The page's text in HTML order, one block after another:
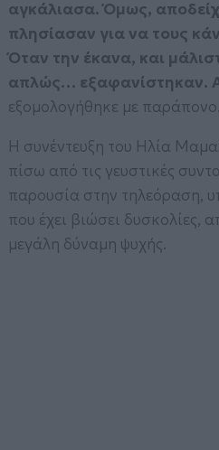
αγκάλιασα. Όμως,
πλησίασαν για να τους
Όταν την έκανα, και
απλώς… εξαφανίστηκαν.
εξομολογήθηκε με παράπονο.
Η συνέντευξη του Ηλία
πίσω από τις γευστικές
παρουσία στην τηλεόραση,
που έχει βιώσει δυσκολίες,
μεγάλη δύναμη ψυχής.